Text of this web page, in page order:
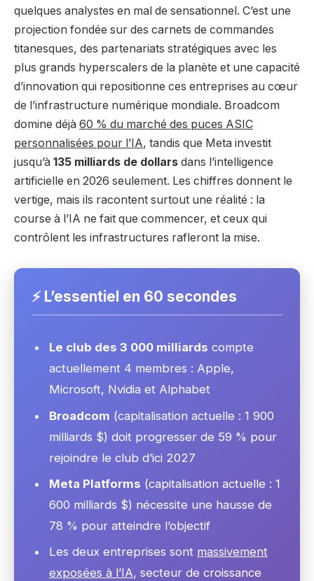
quelques analystes en mal de sensationnel. C’est une
projection fondée sur des carnets de commandes
titanesques, des partenariats stratégiques avec les
plus grands hyperscalers de la planète et une capacité
d’innovation qui repositionne ces entreprises au cœur
de l’infrastructure numérique mondiale. Broadcom
domine déjà 60 % du marché des puces ASIC
personnalisées pour l’IA, tandis que Meta investit
jusqu’à 135 milliards de dollars dans l’intelligence
artificielle en 2026 seulement. Les chiffres donnent le
vertige, mais ils racontent surtout une réalité : la
course à l’IA ne fait que commencer, et ceux qui
contrôlent les infrastructures rafleront la mise.
⚡ L’essentiel en 60 secondes
Le club des 3 000 milliards compte
actuellement 4 membres : Apple,
Microsoft, Nvidia et Alphabet
Broadcom (capitalisation actuelle : 1 900
milliards $) doit progresser de 59 % pour
rejoindre le club d’ici 2027
Meta Platforms (capitalisation actuelle : 1
600 milliards $) nécessite une hausse de
78 % pour atteindre l’objectif
Les deux entreprises sont massivement
exposées à l’IA, secteur de croissance